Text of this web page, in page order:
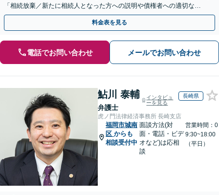
「相続放棄／新たに相続人となった方への説明や債権者への適切な対
応まで、きめ細やかにサポート」【休日・夜間相談可】
料金表を見る
電話でお問い合わせ メールでお問い合わせ
鮎川 泰輔
弁護士
インタビュ
ーを見る
長崎県
虎ノ門法律経済事務所 長崎支店
福岡市城南
区 からも
相談受付中
面談方法(対
面・電話・ビデ
オなど)は応相
談
営業時間：0
9:30~18:00
（平日）